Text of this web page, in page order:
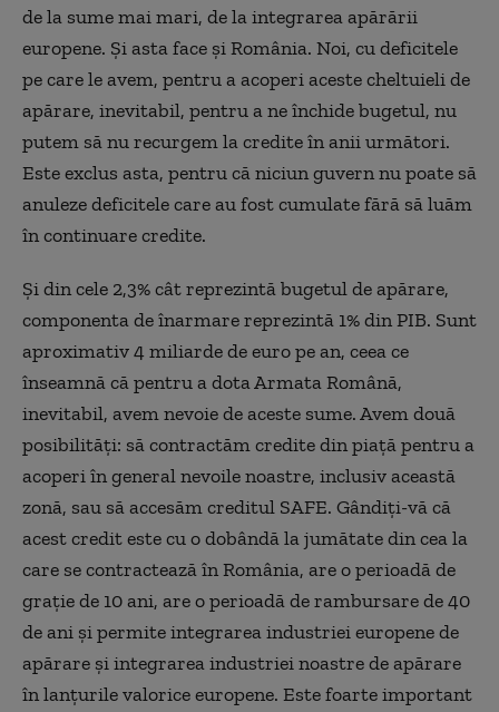
de la sume mai mari, de la integrarea apărării
europene. Și asta face și România. Noi, cu deficitele
pe care le avem, pentru a acoperi aceste cheltuieli de
apărare, inevitabil, pentru a ne închide bugetul, nu
putem să nu recurgem la credite în anii următori.
Este exclus asta, pentru că niciun guvern nu poate să
anuleze deficitele care au fost cumulate fără să luăm
în continuare credite.
Și din cele 2,3% cât reprezintă bugetul de apărare,
componenta de înarmare reprezintă 1% din PIB. Sunt
aproximativ 4 miliarde de euro pe an, ceea ce
înseamnă că pentru a dota Armata Română,
inevitabil, avem nevoie de aceste sume. Avem două
posibilități: să contractăm credite din piață pentru a
acoperi în general nevoile noastre, inclusiv această
zonă, sau să accesăm creditul SAFE. Gândiți-vă că
acest credit este cu o dobândă la jumătate din cea la
care se contractează în România, are o perioadă de
grație de 10 ani, are o perioadă de rambursare de 40
de ani și permite integrarea industriei europene de
apărare și integrarea industriei noastre de apărare
în lanțurile valorice europene. Este foarte important